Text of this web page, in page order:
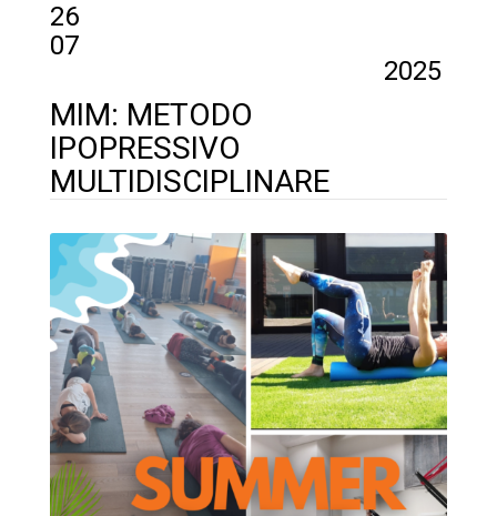
26
07
2025
MIM: METODO
IPOPRESSIVO
MULTIDISCIPLINARE